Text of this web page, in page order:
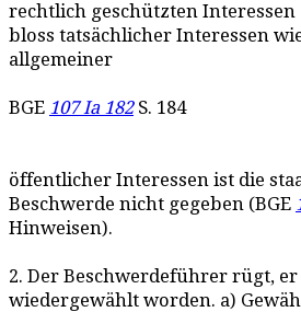
rechtlich geschützten
bloss tatsächlicher Interessen
allgemeiner
BGE 107 Ia 182S. 184
öffentlicher Interessen ist die
Beschwerde nicht gegeben (BGE
Hinweisen).
2. Der Beschwerdeführer rügt,
wiedergewählt worden. a)